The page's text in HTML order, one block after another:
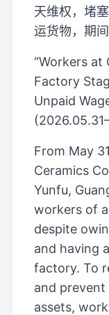
天维权，堵
运货物，期
“Workers at
Factory
Unpaid
From May
Ceramics
Yunfu,
workers of
despite
and having
factory. To
and
assets,